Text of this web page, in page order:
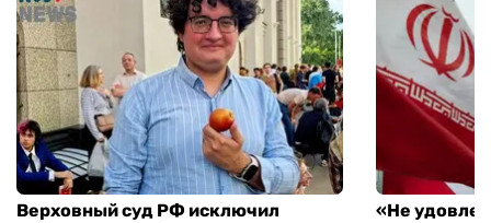
Верховный суд РФ исключил
«Не